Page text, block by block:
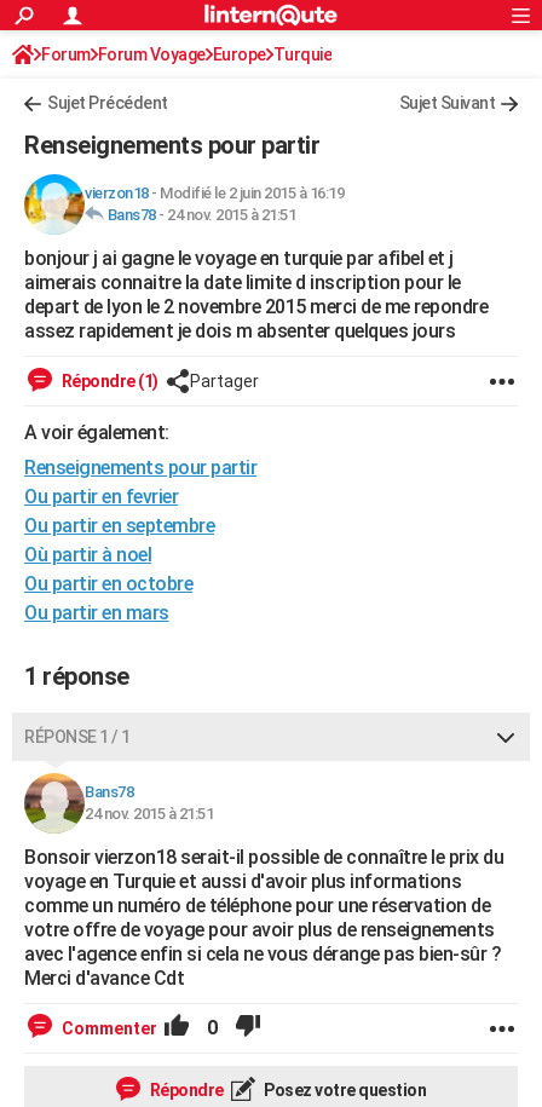
ACTUALITÉS
Politique
Société
Faits Divers
Education
Monde
Villes
+
FINANCE
Retraite
Impôts
Epargne
Immobilier
Risques naturels par ville
Banque
Assurance
Crédit
AUTO
Essais
Réserver un essai
Citadines
Berlines
SUV
Forum auto
+HIGH-TECH
Mobiles
Meilleur smartphone
Internet
Ordinateurs
Jeux vidéo
Guide high-tech
+BRICOLAGE
Forum
Aménagement intérieur
Extérieur
Cuisine
Salle de bains
Jardinage
Rangement
WEEK-END
LIFESTYLE
Art de vivre
Bien-être
Loisirs
Mode
Modes de vie
SANTE
Alimentation
Guide de la santé
Maladies
Médicaments
Sommeil
VOYAGE
Destinations
City break
Voyage nature
Voyage de noces
Forum
Climat
+PHOTO
GUIDES D'ACHAT
BONS PLANS
Dictionnaire
Biographies
Citations
Expressions
Proverbes
PROGRAMME TV
COPAINS D'AVANT
S'inscrire
Se connecter
Lycées
Collèges
Primaires
Universités
Entreprises
Service militaire
Avis de recherche
AVIS DE DÉCÈS
FORUM
S'inscrire
Connexion
Forum Forum Voyage Europe Turquie
Sujet Précédent Sujet Suivant
Renseignements pour partir
vierzon18- Modifié le 2 juin 2015 à 16:19
Bans78- 24 nov. 2015 à 21:51
bonjour j ai gagne le voyage en turquie par afibel et j
aimerais connaitre la date limite d inscription pour le
depart de lyon le 2 novembre 2015 merci de me repondre
assez rapidement je dois m absenter quelques jours
Répondre (1) Partager
A voir également:
Renseignements pour partir
Ou partir en fevrier
Ou partir en septembre
Où partir à noel
Ou partir en octobre
Ou partir en mars
1 réponse
RÉPONSE 1 / 1
Bans78
24 nov. 2015 à 21:51
Bonsoir vierzon18 serait-il possible de connaître le prix du
voyage en Turquie et aussi d'avoir plus informations
comme un numéro de téléphone pour une réservation de
votre offre de voyage pour avoir plus de renseignements
avec l'agence enfin si cela ne vous dérange pas bien-sûr ?
Merci d'avance Cdt
Commenter 0
Répondre Posez votre question